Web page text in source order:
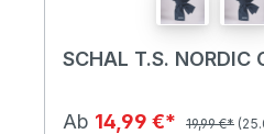
SCHAL T.S. NORDIC
Ab 14,99 €* 19,99 €*